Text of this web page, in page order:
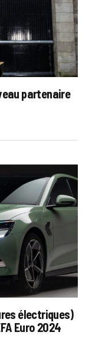
partenaire
électriques)
Euro 2024